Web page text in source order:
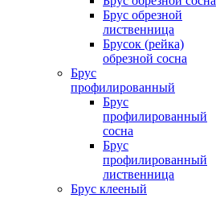
Брус обрезной
лиственница
Брусок (рейка)
обрезной сосна
Брус
профилированный
Брус
профилированный
сосна
Брус
профилированный
лиственница
Брус клееный